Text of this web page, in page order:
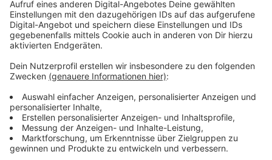
eingesetzt. Was genau im Hof laufen wird, ist noch
nicht klar; es wird jetzt an Konzepten gearbeitet.
Anzeige
Weitere Informationen und Links zum
Thema:
Anzeige